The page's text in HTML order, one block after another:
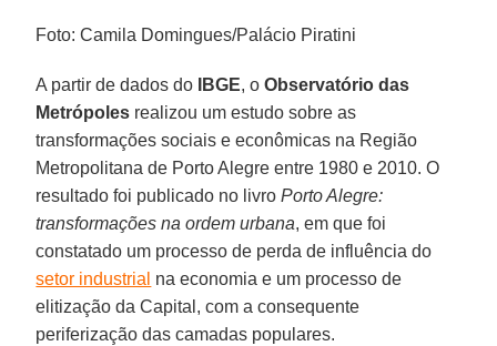
Foto: Camila Domingues/Palácio Piratini
A partir de dados do IBGE, oObservatório das
Metrópoles realizou um estudo sobre as
transformações sociais e econômicas na Região
Metropolitana de Porto Alegre entre 1980 e 2010. O
resultado foi publicado no livroPorto Alegre:
transformações na ordem urbana, em que foi
constatado um processo de perda de influência do
setor industrial na economia e um processo de
elitização da Capital, com a consequente
periferização das camadas populares.